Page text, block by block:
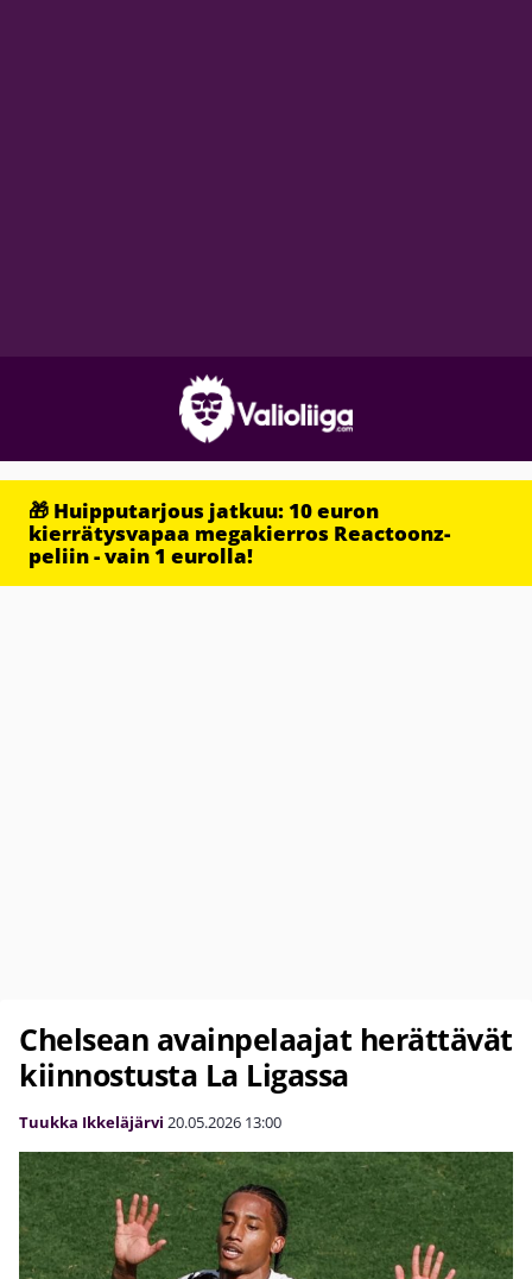
🎁 Huipputarjous jatkuu: 10 euron
kierrätysvapaa megakierros Reactoonz-
peliin - vain 1 eurolla!
Chelsean avainpelaajat herättävät
kiinnostusta La Ligassa
Tuukka Ikkeläjärvi 20.05.2026 13:00